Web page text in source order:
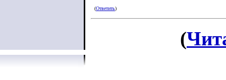
(Ответить)
(